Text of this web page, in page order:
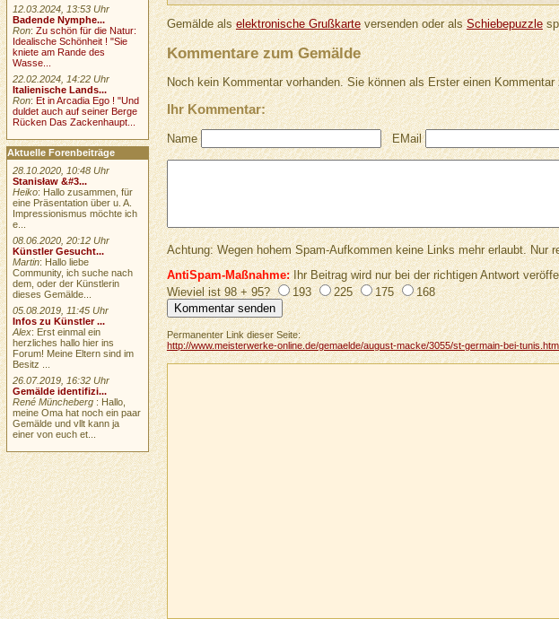
Gemälde alselektronische Grußkarteversenden oder alsSchiebepuzzle
Kommentare zum Gemälde
Noch kein Kommentar vorhanden. Sie können als Erster einen
Ihr Kommentar:
Name EMail
Achtung: Wegen hohem Spam-Aufkommen keine Links mehr erlaubt. Nur
AntiSpam-Maßnahme:Ihr Beitrag wird nur bei der richtigen Antwort
Wieviel ist 98 + 95?
193 225 175 168
Permanenter Link dieser Seite:
http://www.meisterwerke-online.de/gemaelde/august-macke/3055/st-germain-bei-tunis.html
12.03.2024, 13:53 Uhr
Badende Nymphe...
Ron:Zu schön für die Natur:
Idealische Schönheit ! "Sie
kniete am Rande des
Wasse...
22.02.2024, 14:22 Uhr
Italienische Lands...
Ron:Et in Arcadia Ego ! "Und
duldet auch auf seiner Berge
Rücken Das Zackenhaupt...
Aktuelle Forenbeiträge
28.10.2020, 10:48 Uhr
Stanisław &#3...
Heiko: Hallo zusammen, für
eine Präsentation über u. A.
Impressionismus möchte ich
e...
08.06.2020, 20:12 Uhr
Künstler Gesucht...
Martin: Hallo liebe
Community, ich suche nach
dem, oder der Künstlerin
dieses Gemälde...
05.08.2019, 11:45 Uhr
Infos zu Künstler ...
Alex: Erst einmal ein
herzliches hallo hier ins
Forum! Meine Eltern sind im
Besitz ...
26.07.2019, 16:32 Uhr
Gemälde identifizi...
René Müncheberg : Hallo,
meine Oma hat noch ein paar
Gemälde und vllt kann ja
einer von euch et...